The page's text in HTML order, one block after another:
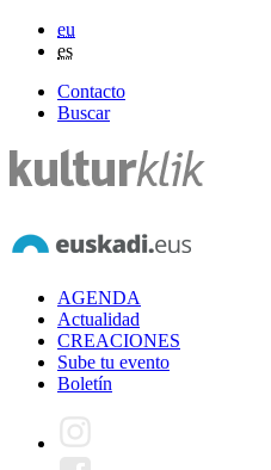
eu
es
Contacto
Buscar
AGENDA
Actualidad
CREACIONES
Sube tu evento
Boletín